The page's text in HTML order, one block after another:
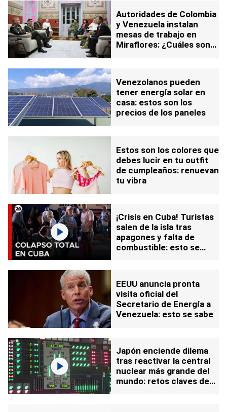
Autoridades de Colombia
y Venezuela instalan
mesas de trabajo en
Miraflores: ¿Cuáles son
Venezolanos pueden
tener energía solar en
casa: estos son los
precios de los paneles
Estos son los colores que
debes lucir en tu outfit
de cumpleaños: renuevan
tu vibra
¡Crisis en Cuba! Turistas
salen de la isla tras
apagones y falta de
combustible: esto se
EEUU anuncia pronta
visita oficial del
Secretario de Energía a
Venezuela: esto se sabe
Japón enciende dilema
tras reactivar la central
nuclear más grande del
mundo: retos claves de